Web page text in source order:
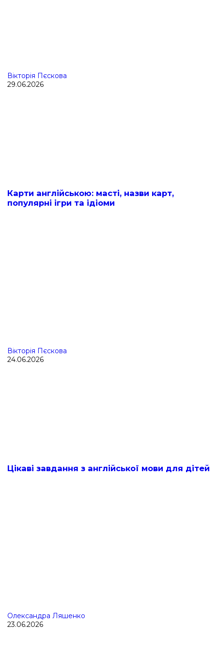
Вікторія Пєскова
29.06.2026
Карти англійською: масті, назви карт,
популярні ігри та ідіоми
Вікторія Пєскова
24.06.2026
Цікаві завдання з англійської мови для дітей
Олександра Ляшенко
23.06.2026